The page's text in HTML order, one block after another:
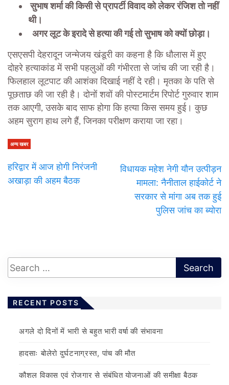
सुभाष शर्मा की किसी से प्रापर्टी विवाद को लेकर रंजिश तो नहीं
थी।
अगर लूट के इरादे से हत्या की गई तो सुभाष को क्यों छोड़ा।
एसएसपी देहरादून जन्मेजय खंडूरी का कहना है कि धौलास में हुए
दोहरे हत्याकांड में सभी पहलुओं की गंभीरता से जांच की जा रही है।
फिलहाल लूटपाट की आशंका दिखाई नहीं दे रही। मृतका के पति से
पूछताछ की जा रही है। दोनों शवों की पोस्टमार्टम रिपोर्ट गुरुवार शाम
तक आएगी, उसके बाद साफ होगा कि हत्या किस समय हुई। कुछ
अहम सुराग हाथ लगे हैं, जिनका परीक्षण कराया जा रहा।
अन्य खबर
हरिद्वार में आज होगी निरंजनी
अखाड़ा की अहम बैठक
विधायक महेश नेगी यौन उत्पीड़न
मामला: नैनीताल हाईकोर्ट ने
सरकार से मांगा अब तक हुई
पुलिस जांच का ब्योरा
RECENT POSTS
अगले दो दिनों में भारी से बहुत भारी वर्षा की संभावना
हादसाः बोलेरो दुर्घटनाग्रस्त, पांच की मौत
कौशल विकास एवं रोजगार से संबंधित योजनाओं की समीक्षा बैठक